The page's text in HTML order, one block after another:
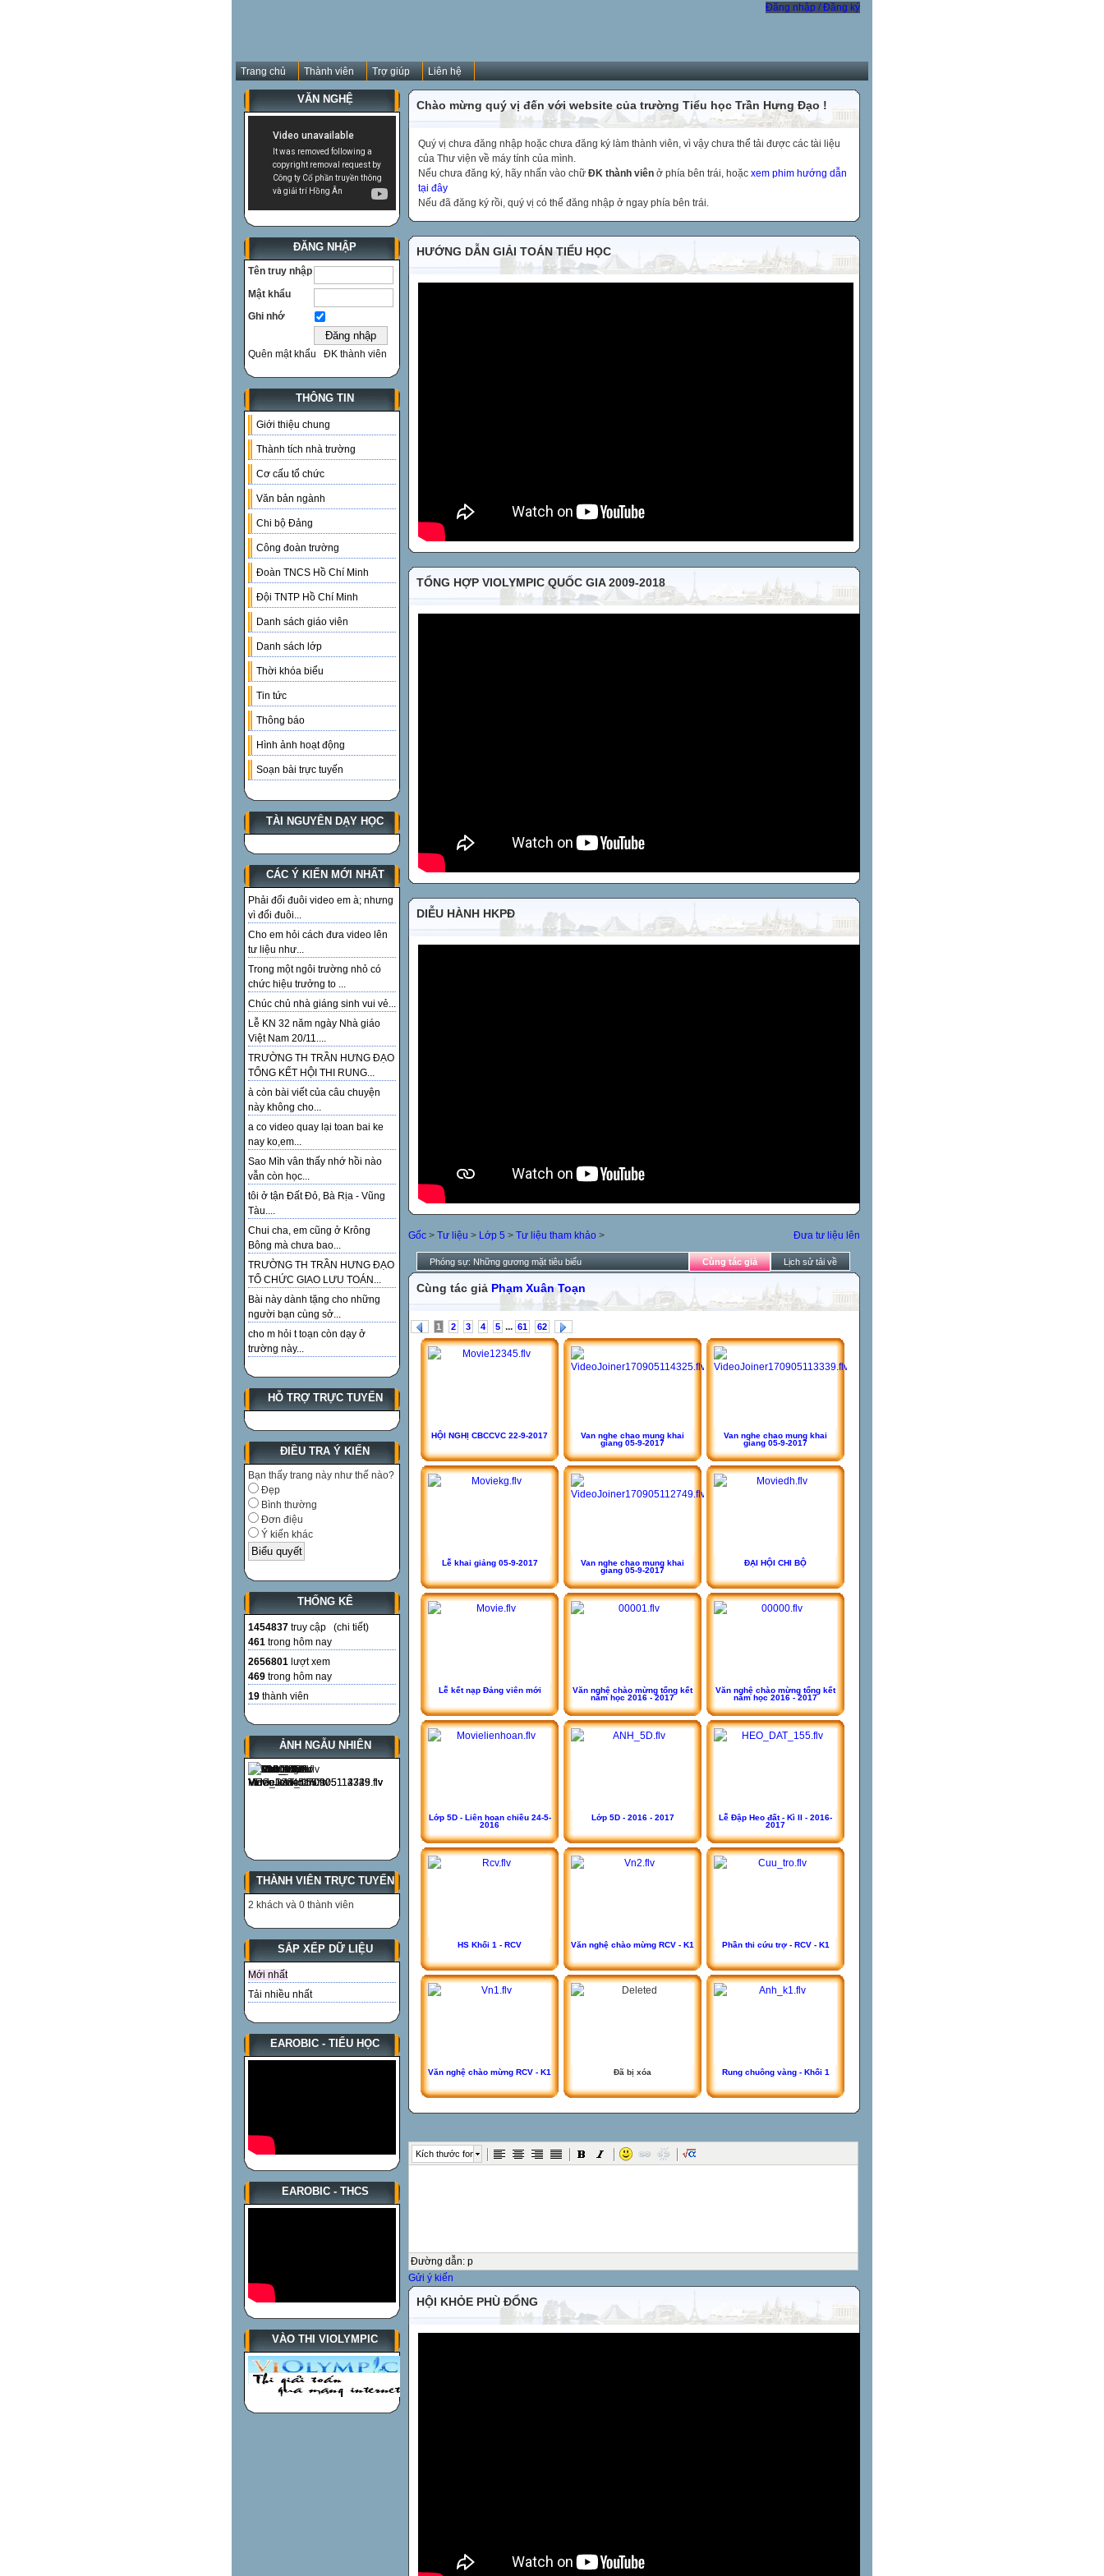
Đăng nhập / Đăng ký
Trang chủ Thành viên Trợ giúp Liên hệ
VĂN NGHỆ
ĐĂNG NHẬP
Tên truy nhập
Mật khẩu
Ghi nhớ
Quên mật khẩu ĐK thành viên
THÔNG TIN
Giới thiệu chung
Thành tích nhà trường
Cơ cấu tổ chức
Văn bản ngành
Chi bộ Đảng
Công đoàn trường
Đoàn TNCS Hồ Chí Minh
Đội TNTP Hồ Chí Minh
Danh sách giáo viên
Danh sách lớp
Thời khóa biểu
Tin tức
Thông báo
Hình ảnh hoạt động
Soạn bài trực tuyến
TÀI NGUYÊN DẠY HỌC
CÁC Ý KIẾN MỚI NHẤT
Phải đổi đuôi video em à; nhưng
vì đổi đuôi...
Cho em hỏi cách đưa video lên
tư liệu như...
Trong một ngôi trường nhỏ có
chức hiệu trưởng to ...
Chúc chủ nhà giáng sinh vui vẻ...
Lễ KN 32 năm ngày Nhà giáo
Việt Nam 20/11....
TRƯỜNG TH TRẦN HƯNG ĐẠO
TỔNG KẾT HỘI THI RUNG...
à còn bài viết của câu chuyện
này không cho...
a co video quay lại toan bai ke
nay ko,em...
Sao Mìh vân thấy nhớ hồi nào
vẫn còn học...
tôi ở tận Đất Đỏ, Bà Rịa - Vũng
Tàu....
Chui cha, em cũng ở Krông
Bông mà chưa bao...
TRƯỜNG TH TRẦN HƯNG ĐẠO
TỔ CHỨC GIAO LƯU TOÁN...
Bài này dành tặng cho những
người bạn cùng sở...
cho m hỏi t toạn còn dạy ở
trường này...
HỖ TRỢ TRỰC TUYẾN
ĐIỀU TRA Ý KIẾN
Bạn thấy trang này như thế nào?
Đẹp
Bình thường
Đơn điệu
Ý kiến khác
THỐNG KÊ
1454837 truy cập (chi tiết)
461 trong hôm nay
2656801 lượt xem
469 trong hôm nay
19 thành viên
ẢNH NGẪU NHIÊN
THÀNH VIÊN TRỰC TUYẾN
2 khách và 0 thành viên
SẮP XẾP DỮ LIỆU
Mới nhất
Tải nhiều nhất
EAROBIC - TIỂU HỌC
EAROBIC - THCS
VÀO THI VIOLYMPIC
Chào mừng quý vị đến với website của trường Tiểu học Trần Hưng Đạo !
Quý vị chưa đăng nhập hoặc chưa đăng ký làm thành viên, vì vậy chưa thể tải được các tài liệu
của Thư viện về máy tính của mình.
Nếu chưa đăng ký, hãy nhấn vào chữ ĐK thành viên ở phía bên trái, hoặc xem phim hướng dẫn
tại đây
Nếu đã đăng ký rồi, quý vị có thể đăng nhập ở ngay phía bên trái.
HƯỚNG DẪN GIẢI TOÁN TIỂU HỌC
TỔNG HỢP VIOLYMPIC QUỐC GIA 2009-2018
DIỄU HÀNH HKPĐ
Đưa tư liệu lên
Gốc > Tư liệu > Lớp 5 > Tư liệu tham khảo >
Phóng sự: Những gương mặt tiêu biểu Cùng tác giả Lịch sử tải về
Cùng tác giả Phạm Xuân Toạn
1 2 3 4 5 ... 61 62
HỘI NGHỊ CBCCVC 22-9-2017
Van nghe chao mung khai
giang 05-9-2017
Van nghe chao mung khai
giang 05-9-2017
Lễ khai giảng 05-9-2017
Van nghe chao mung khai
giang 05-9-2017
ĐẠI HỘI CHI BỘ
Lễ kết nạp Đảng viên mới
Văn nghệ chào mừng tổng kết
năm học 2016 - 2017
Văn nghệ chào mừng tổng kết
năm học 2016 - 2017
Lớp 5D - Liên hoan chiều 24-5-
2016
Lớp 5D - 2016 - 2017
Lễ Đập Heo đất - Kì II - 2016-
2017
HS Khối 1 - RCV Văn nghệ chào mừng RCV - K1 Phần thi cứu trợ - RCV - K1
Văn nghệ chào mừng RCV - K1 Đã bị xóa Rung chuông vàng - Khối 1
Kích thước font
Đường dẫn: p
Gửi ý kiến
HỘI KHỎE PHÙ ĐỔNG